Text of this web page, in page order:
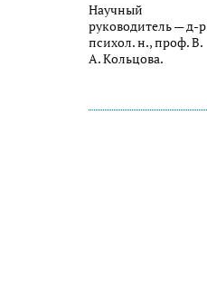
Научный
руководитель — д-р
психол. н., проф. В.
А. Кольцова.